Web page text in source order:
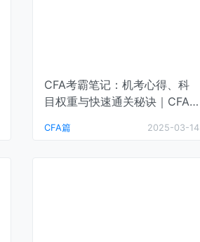
CFA考霸笔记：机考心得、科
目权重与快速通关秘诀｜CFA
CFA篇 2025-03-14